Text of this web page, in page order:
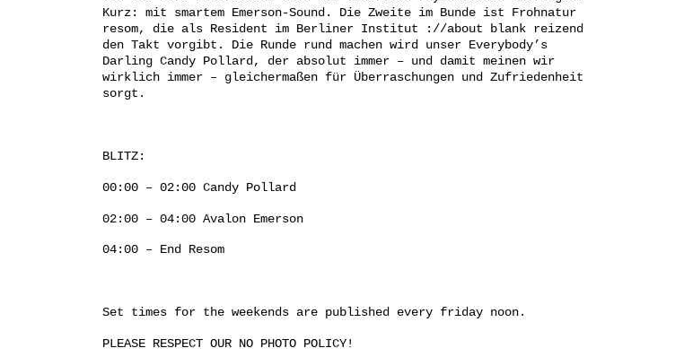
Kurz: mit smartem Emerson-Sound. Die Zweite im Bunde ist Frohnatur
resom, die als Resident im Berliner Institut ://about blank reizend
den Takt vorgibt. Die Runde rund machen wird unser Everybody’s
Darling Candy Pollard, der absolut immer – und damit meinen wir
wirklich immer – gleichermaßen für Überraschungen und Zufriedenheit
sorgt.
BLITZ:
00:00 – 02:00 Candy Pollard
02:00 – 04:00 Avalon Emerson
04:00 – End Resom
Set times for the weekends are published every friday noon.
PLEASE RESPECT OUR NO PHOTO POLICY!